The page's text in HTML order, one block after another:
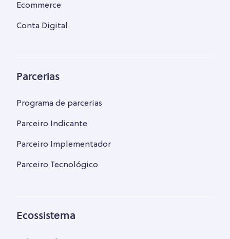
Ecommerce
Conta Digital
Parcerias
Programa de parcerias
Parceiro Indicante
Parceiro Implementador
Parceiro Tecnológico
Ecossistema